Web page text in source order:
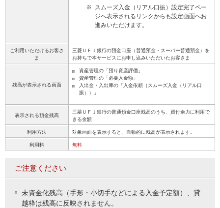
※ スムーズ入金（リアル口振）設定完了ペー
ジへ表示されるリンクからも設定画面へお
進みいただけます。
ご利用いただけるお客さ
ま
三菱ＵＦＪ銀行の預金口座（普通預金・スーパー普通預金）を
お持ちで本サービスにお申し込みいただいたお客さま
残高が表示される画面
資産管理の「預り資産評価」
資産管理の「必要入金額」
入出金・入出庫の「入金依頼（スムーズ入金（リアル口
振））」
表示される預金残高
三菱ＵＦＪ銀行の普通預金口座残高のうち、買付余力に利用で
きる金額
利用方法 対象画面を表示すると、自動的に残高が表示されます。
利用料 無料
ご注意ください
未資金化残高（手形・小切手などによる入金予定額）、貸
越枠は残高に反映されません。